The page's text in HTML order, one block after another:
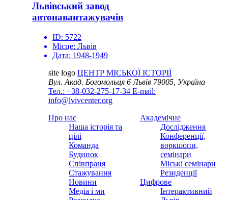
Львівський завод
автонавантажувачів
ID: 5722
Місце: Львів
Дата: 1948-1949
site logo ЦЕНТР МІСЬКОЇ ІСТОРІЇ
Вул. Акад. Богомольця 6Львів 79005, Україна
Тел.: +38-032-275-17-34 E-mail:
info@lvivcenter.org
Про нас
Наша історія та
цілі
Команда
Будинок
Співпраця
Стажування
Новини
Медіа і ми
Академічне
Дослідження
Конференції,
воркшопи,
семінари
Міські семінари
Резиденції
Цифрове
Інтерактивний